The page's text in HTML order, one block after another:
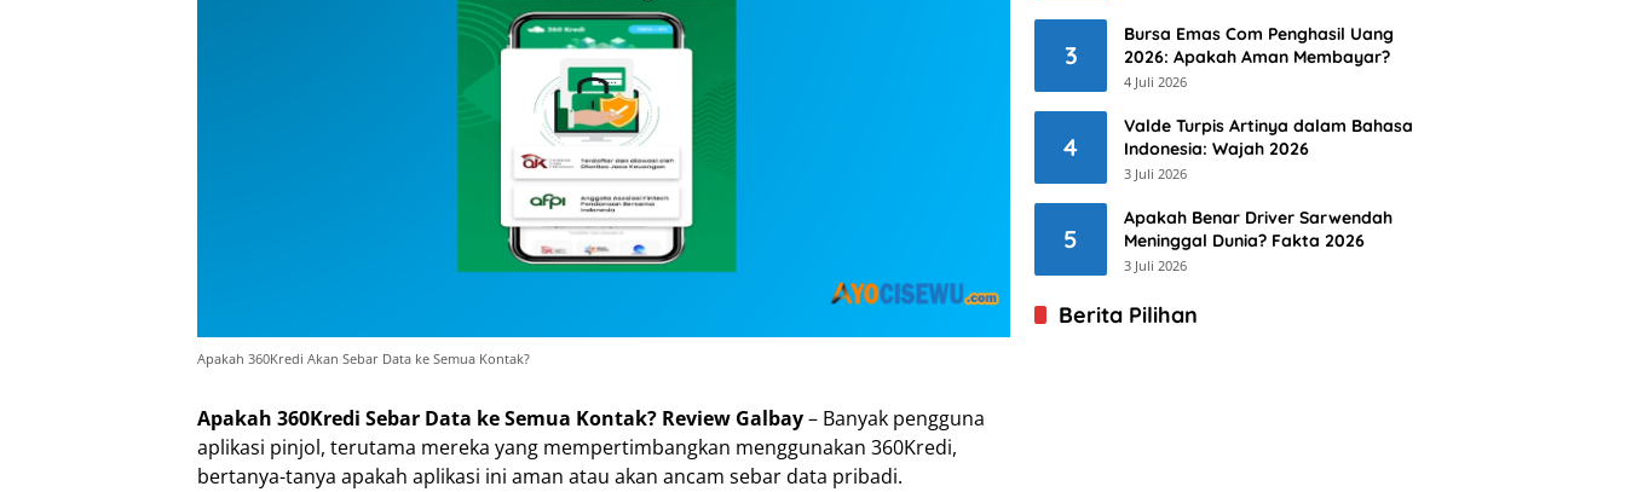
Apakah 360Kredi Akan Sebar Data ke Semua Kontak?
Apakah 360Kredi Sebar Data ke Semua Kontak? Review Galbay– Banyak pengguna
aplikasi pinjol, terutama mereka yang mempertimbangkan menggunakan 360Kredi,
bertanya-tanya apakah aplikasi ini aman atau akan ancam sebar data pribadi.
3
Bursa Emas Com Penghasil Uang
2026: Apakah Aman Membayar?
4 Juli 2026
4
Valde Turpis Artinya dalam Bahasa
Indonesia: Wajah 2026
3 Juli 2026
5
Apakah Benar Driver Sarwendah
Meninggal Dunia? Fakta 2026
3 Juli 2026
Berita Pilihan